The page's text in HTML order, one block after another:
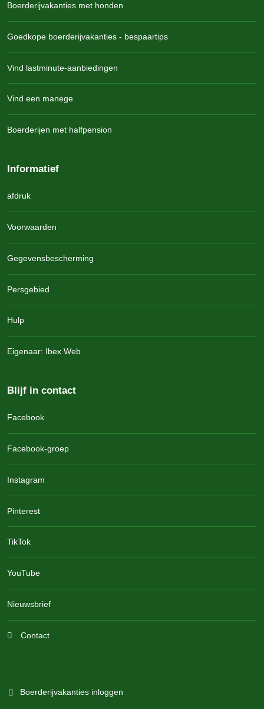
Boerderijvakanties met honden
Goedkope boerderijvakanties - bespaartips
Vind lastminute-aanbiedingen
Vind een manege
Boerderijen met halfpension
Informatief
afdruk
Voorwaarden
Gegevensbescherming
Persgebied
Hulp
Eigenaar: Ibex Web
Blijf in contact
Facebook
Facebook-groep
Instagram
Pinterest
TikTok
YouTube
Nieuwsbrief
Contact
Boerderijvakanties inloggen